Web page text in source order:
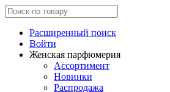
Расширенный поиск
Войти
Женская парфюмерия
Ассортимент
Новинки
Распродажа